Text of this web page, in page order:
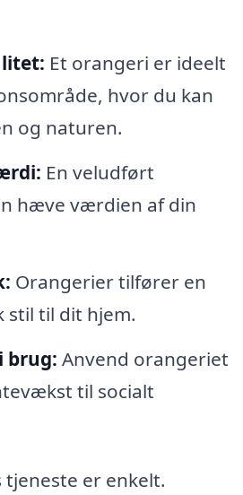
Et orangeri er ideelt
hvor du kan
og naturen.
En veludført
hæve værdien af din
Orangerier tilfører en
stil til dit hjem.
brug: Anvend orangeriet
til socialt
er enkelt.